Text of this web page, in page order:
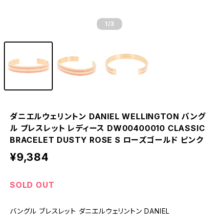
1 /3
ダニエルウェリントン DANIEL WELLINGTON バング
ル ブレスレット レディース DW00400010 CLASSIC
BRACELET DUSTY ROSE S ローズゴールド ピンク
¥9,384
SOLD OUT
バングル ブレスレット ダニエルウェリントン DANIEL